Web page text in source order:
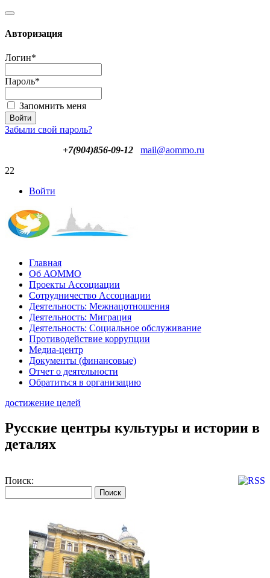
Авторизация
Логин*
Пароль*
Запомнить меня
Забыли свой пароль?
+7(904)856-09-12
mail@aommo.ru
22
Войти
Главная
Об АОММО
Проекты Ассоциации
Сотрудничество Ассоциации
Деятельность: Межнацотношения
Деятельность: Миграция
Деятельность: Социальное обслуживание
Противодействие коррупции
Медиа-центр
Документы (финансовые)
Отчет о деятельности
Обратиться в организацию
достижение целей
Русские центры культуры и истории в
деталях
Поиск: